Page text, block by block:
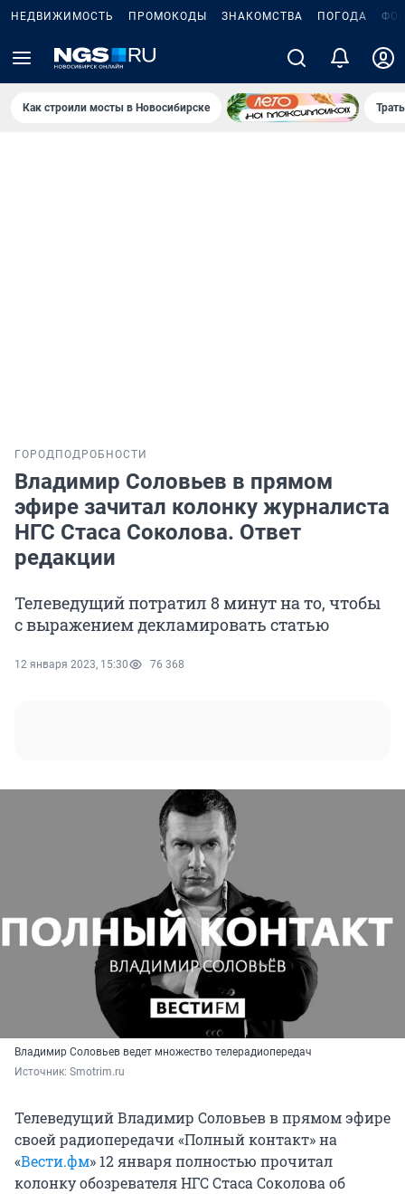
НЕДВИЖИМОСТЬ ПРОМОКОДЫ ЗНАКОМСТВА ПОГОДА
Как строили мосты в Новосибирске
ГОРОД ПОДРОБНОСТИ
Владимир Соловьев в прямом
эфире зачитал колонку журналиста
НГС Стаса Соколова. Ответ
редакции
Телеведущий потратил 8 минут на то, чтобы
с выражением декламировать статью
12 января 2023, 15:30 76 368
Владимир Соловьев ведет множество телерадиопередач
Источник: Smotrim.ru
Телеведущий Владимир Соловьев в прямом эфире
своей радиопередачи «Полный контакт» на
«Вести.фм» 12 января полностью прочитал
колонку обозревателя НГС Стаса Соколова об